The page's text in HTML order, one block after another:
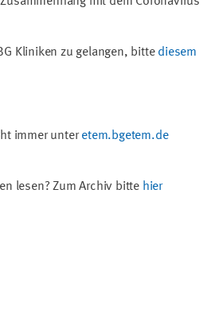
Kliniken zu gelangen, bitte diesem
immer unteretem.bgetem.de
lesen? Zum Archiv bitte hier